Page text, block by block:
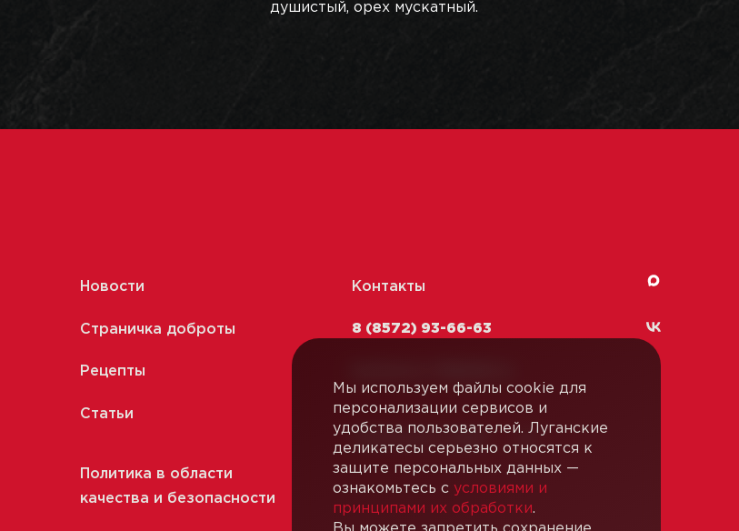
Мы используем файлы cookie для
персонализации сервисов и
удобства пользователей. Луганские
деликатесы серьезно относятся к
защите персональных данных —
ознакомьтесь с условиями и
принципами их обработки.
душистый, орех мускатный.
Новости
Страничка доброты
Рецепты
Статьи
Политика в области
качества и безопасности
Контакты
8 (8572) 93-66-63